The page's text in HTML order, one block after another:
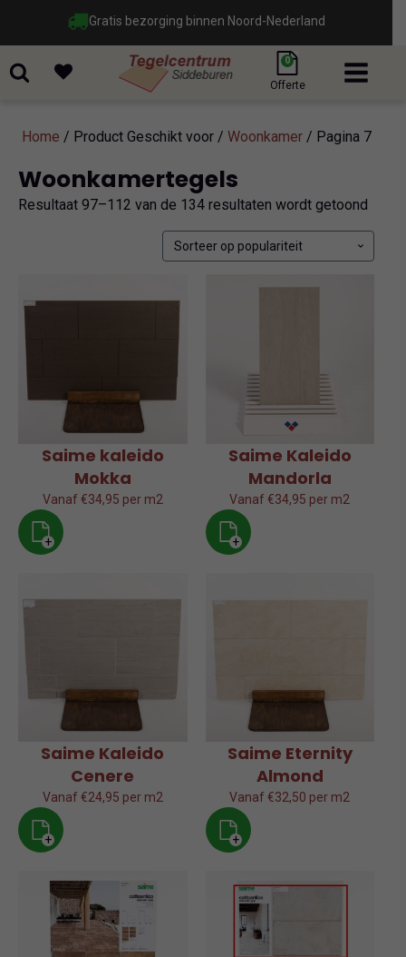
Gratis bezorging binnen Noord-Nederland
0
Offerte
Home / Product Geschikt voor / Woonkamer/ Pagina 7
Woonkamertegels
Resultaat 97–112 van de 134 resultaten wordt getoond
op
Saime kaleido
Mokka
Vanaf €34,95 per m2
+
Saime Kaleido
Mandorla
Vanaf €34,95 per m2
+
Saime Kaleido
Cenere
Vanaf €24,95 per m2
+
Saime Eternity
Almond
Vanaf €32,50 per m2
+